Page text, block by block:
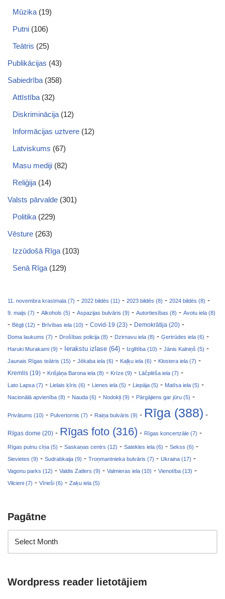
Mūzika (19)
Putni (106)
Teātris (25)
Publikācijas (43)
Sabiedrība (358)
Attīstība (32)
Diskriminācija (12)
Informācijas uztvere (12)
Latviskums (67)
Masu mediji (82)
Reliģija (14)
Valsts pārvalde (301)
Politika (229)
Vēsture (263)
Izzūdošā Rīga (103)
Senā Rīga (129)
11. novembra krastmala (7) - 2022 bildēs (11) - 2023 bildēs (8) - 2024 bildēs (8) -
9. maijs (7) - Alkohols (5) - Aspazijas bulvāris (9) - Autortiesības (8) - Avotu iela (8)
- Bēgļi (12) - Brīvības iela (10) - Covid-19 (23) - Demokrātija (20) -
Doma laukums (7) - Drošības policija (8) - Dzirnavu iela (8) - Ģertrūdes iela (6) -
Haruki Murakami (9) - Ierakstu izlase (64) - Izglītība (10) - Jānis Kalniņš (5) -
Jaunais Rīgas teātris (15) - Jēkaba iela (6) - Kaļķu iela (6) - Klostera iela (7) -
Kremlis (19) - Krišjāņa Barona iela (8) - Krīze (9) - Lāčplēša iela (7) -
Lato Lapsa (7) - Lielais ķīris (6) - Lienes iela (5) - Liepāja (5) - Matīsa iela (5) -
Nacionālā apvienība (8) - Nauda (6) - Nodokļi (9) - Pārgājiens gar jūru (5) -
Privātums (10) - Pulvertornis (7) - Raiņa bulvāris (9) - Rīga (388) -
Rīgas dome (20) - Rīgas foto (316) - Rīgas koncertzāle (7) -
Rīgas putnu cīņa (5) - Saskaņas centrs (12) - Satekles iela (6) - Sekss (6) -
Sievietes (9) - Sudrabkaija (9) - Troņmantnieka bulvāris (7) - Ukraina (17) -
Vagonu parks (12) - Valdis Zatlers (9) - Valmieras iela (10) - Vienotība (13) -
Vilcieni (7) - Vīrieši (6) - Zaķu iela (5)
Pagātne
Wordpress reader lietotājiem